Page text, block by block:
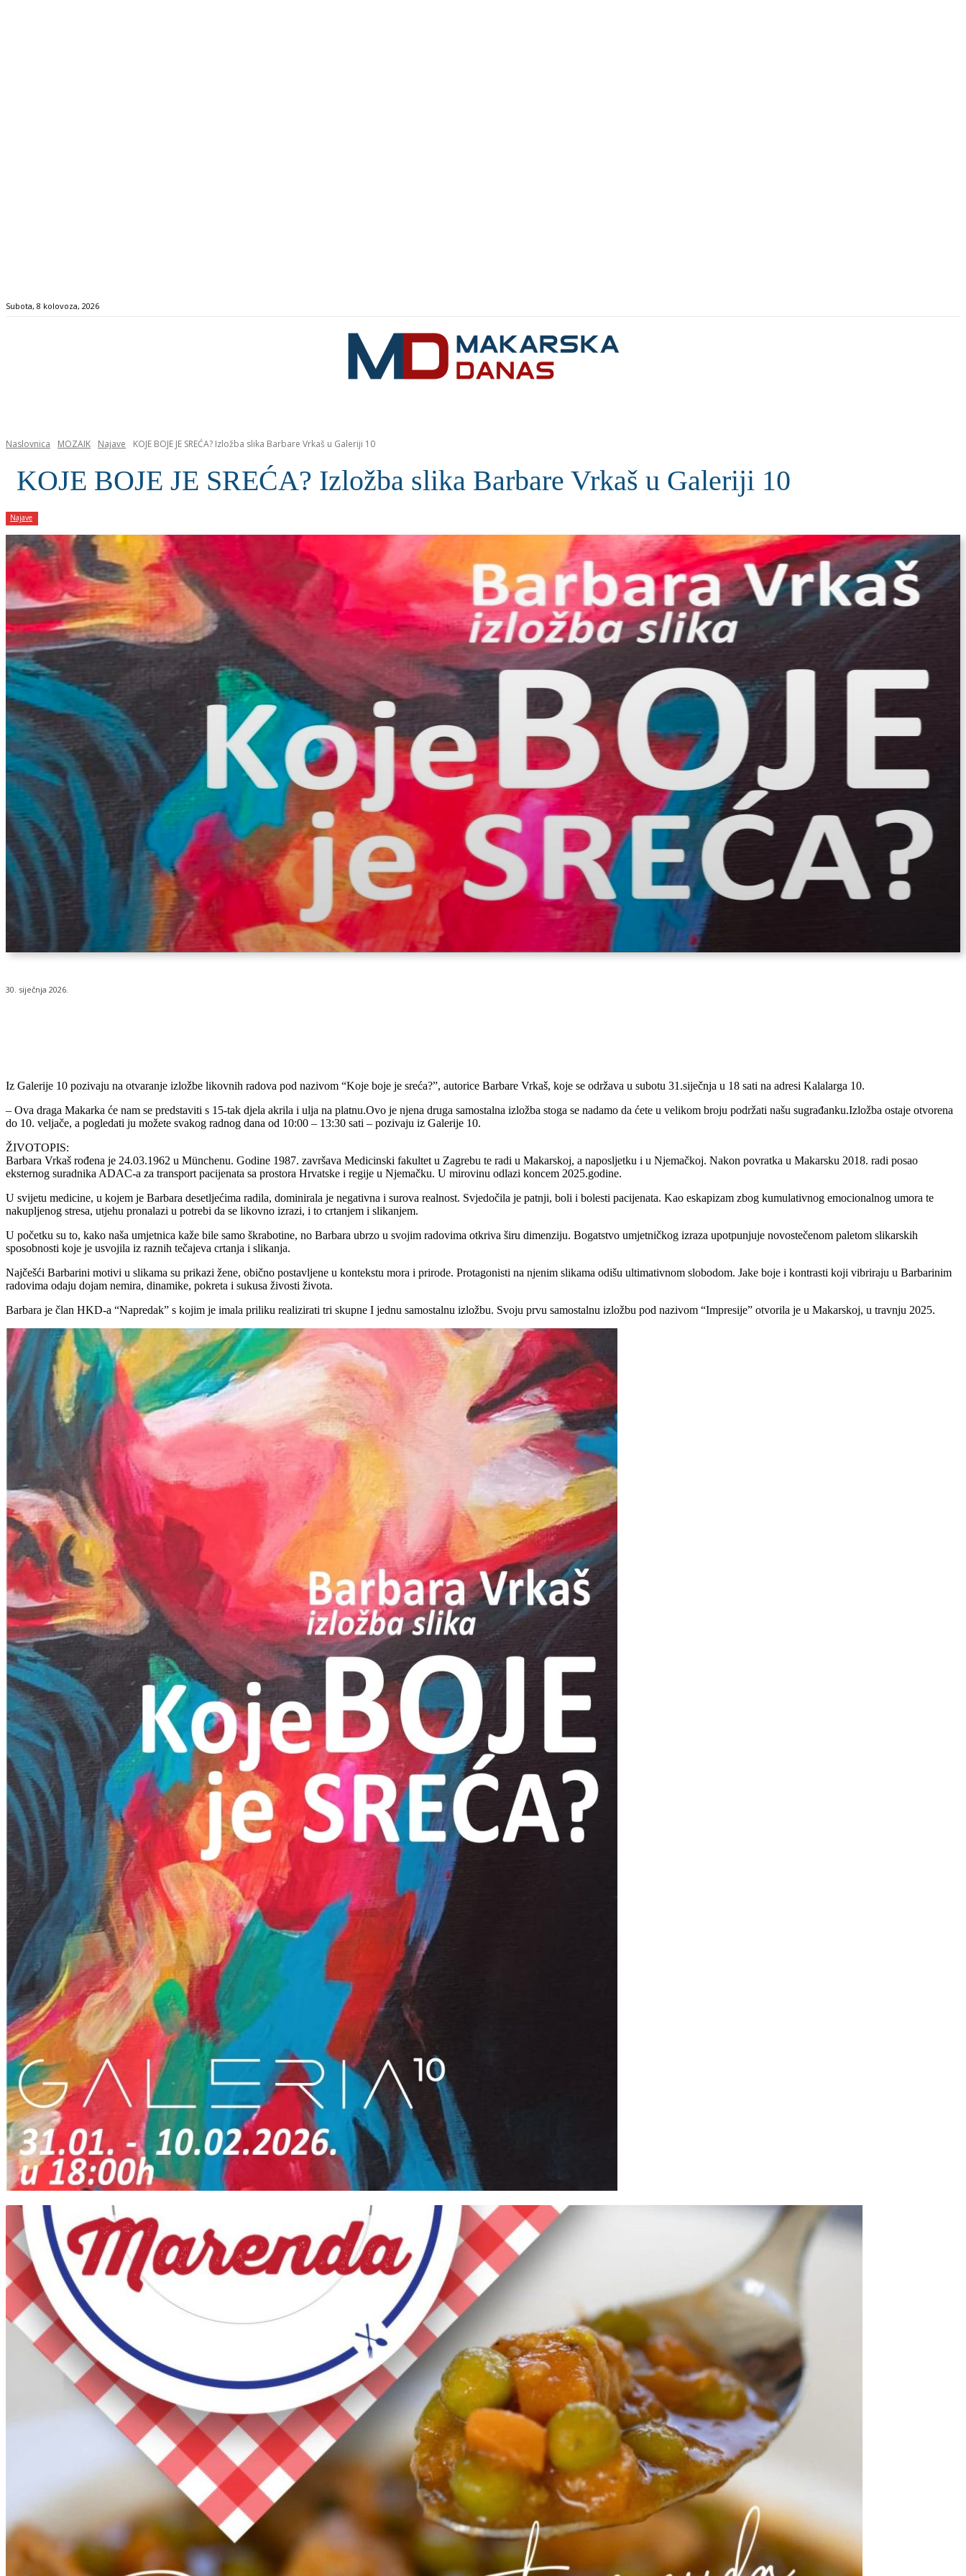
Subota, 8 kolovoza, 2026
Naslovnica MOZAIK Najave KOJE BOJE JE SREĆA? Izložba slika Barbare Vrkaš u Galeriji 10
KOJE BOJE JE SREĆA? Izložba slika Barbare Vrkaš u Galeriji 10
Najave
30. siječnja 2026.
Iz Galerije 10 pozivaju na otvaranje izložbe likovnih radova pod nazivom “Koje boje je sreća?”, autorice Barbare Vrkaš, koje se održava u subotu 31.siječnja u 18 sati na adresi Kalalarga 10.
– Ova draga Makarka će nam se predstaviti s 15-tak djela akrila i ulja na platnu.Ovo je njena druga samostalna izložba stoga se nadamo da ćete u velikom broju podržati našu sugrađanku.Izložba ostaje otvorena
do 10. veljače, a pogledati ju možete svakog radnog dana od 10:00 – 13:30 sati – pozivaju iz Galerije 10.
ŽIVOTOPIS:
Barbara Vrkaš rođena je 24.03.1962 u Münchenu. Godine 1987. završava Medicinski fakultet u Zagrebu te radi u Makarskoj, a naposljetku i u Njemačkoj. Nakon povratka u Makarsku 2018. radi posao
eksternog suradnika ADAC-a za transport pacijenata sa prostora Hrvatske i regije u Njemačku. U mirovinu odlazi koncem 2025.godine.
U svijetu medicine, u kojem je Barbara desetljećima radila, dominirala je negativna i surova realnost. Svjedočila je patnji, boli i bolesti pacijenata. Kao eskapizam zbog kumulativnog emocionalnog umora te
nakupljenog stresa, utjehu pronalazi u potrebi da se likovno izrazi, i to crtanjem i slikanjem.
U početku su to, kako naša umjetnica kaže bile samo škrabotine, no Barbara ubrzo u svojim radovima otkriva širu dimenziju. Bogatstvo umjetničkog izraza upotpunjuje novostečenom paletom slikarskih
sposobnosti koje je usvojila iz raznih tečajeva crtanja i slikanja.
Najčešći Barbarini motivi u slikama su prikazi žene, obično postavljene u kontekstu mora i prirode. Protagonisti na njenim slikama odišu ultimativnom slobodom. Jake boje i kontrasti koji vibriraju u Barbarinim
radovima odaju dojam nemira, dinamike, pokreta i sukusa živosti života.
Barbara je član HKD-a “Napredak” s kojim je imala priliku realizirati tri skupne I jednu samostalnu izložbu. Svoju prvu samostalnu izložbu pod nazivom “Impresije” otvorila je u Makarskoj, u travnju 2025.